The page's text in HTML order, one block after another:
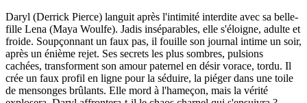
Daryl (Derrick Pierce) languit après l'intimité interdite avec sa belle-
fille Lena (Maya Woulfe). Jadis inséparables, elle s'éloigne, adulte et
froide. Soupçonnant un faux pas, il fouille son journal intime un soir,
après un énième rejet. Ses secrets les plus sombres, pulsions
cachées, transforment son amour paternel en désir vorace, tordu. Il
crée un faux profil en ligne pour la séduire, la piéger dans une toile
de mensonges brûlants. Elle mord à l'hameçon, mais la vérité